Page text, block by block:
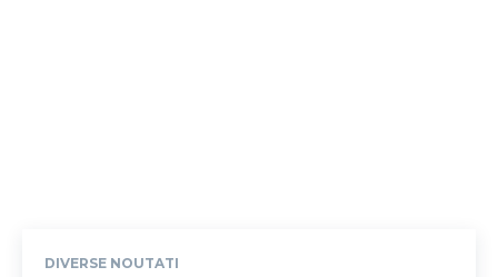
DIVERSE NOUTATI